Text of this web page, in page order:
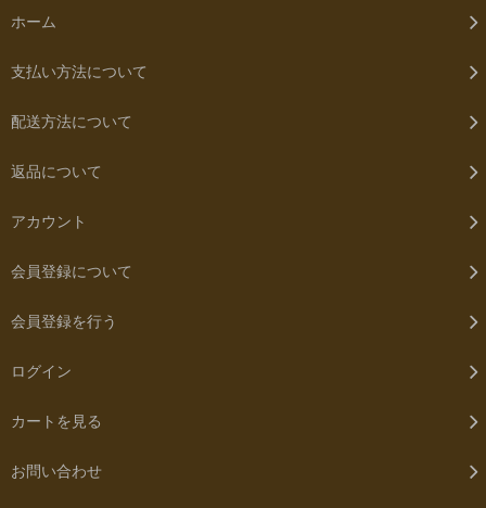
ホーム
支払い方法について
配送方法について
返品について
アカウント
会員登録について
会員登録を行う
ログイン
カートを見る
お問い合わせ